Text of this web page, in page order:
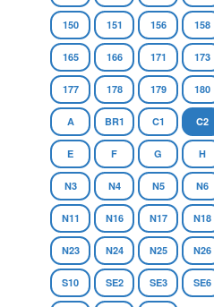
150 151 156 158
165 166 171 173
177 178 179 180
A BR1 C1 C2
E F G H
N3 N4 N5 N6
N11 N16 N17 N18
N23 N24 N25 N26
S10 SE2 SE3 SE6